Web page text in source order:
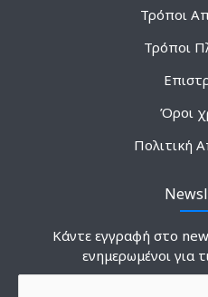
Τρόποι
Τρόποι
Όροι
Πολιτική
Κάντε εγγραφή στο
ενημερωμένοι για